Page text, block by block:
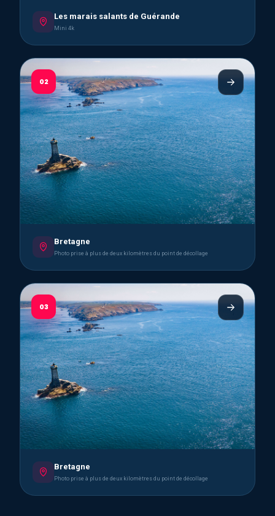
Les marais salants de Guérande
Mini 4k
02
Bretagne
Photo prise à plus de deux kilomètres du point de décollage
03
Bretagne
Photo prise à plus de deux kilomètres du point de décollage